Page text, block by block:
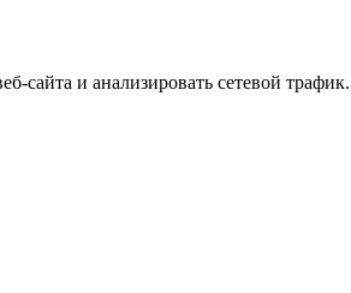
сайта и анализировать сетевой трафик.